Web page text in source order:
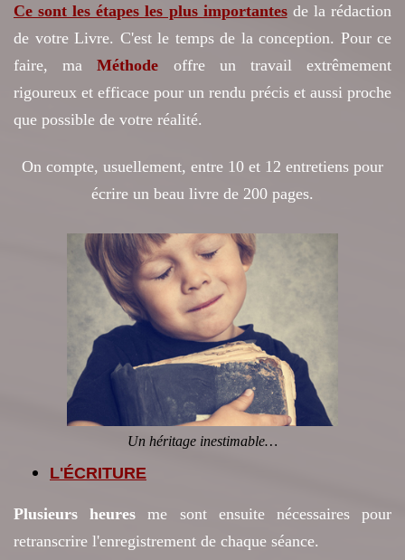
Ce sont les étapes les plus importantesde la rédaction
de votre Livre. C'est le temps de la conception. Pour ce
faire, maMéthode offre un travail extrêmement
rigoureux et efficace pour un rendu précis et aussi proche
que possible de votre réalité.
On compte, usuellement, entre 10 et 12 entretiens pour
écrire un beau livre de 200 pages.
Un héritage inestimable…
L'ÉCRITURE
Plusieurs heuresme sont ensuite nécessairespour
retranscrire l'enregistrement de chaque séance.